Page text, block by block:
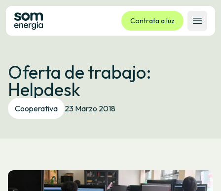
Contrata a luz
Abrir
Tarifas
Servizos
Empresas
La cooperativa
Idioma: ES CA GL EU
Oferta de trabajo:
Helpdesk
Cooperativa 23 Marzo 2018